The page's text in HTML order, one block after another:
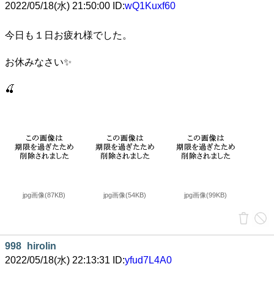
2022/05/18(水) 21:50:00 ID:wQ1Kuxf60
今日も１日お疲れ様でした。
お休みなさい✨
🍒
jpg画像(87KB) jpg画像(54KB) jpg画像(99KB)
998
hirolin
2022/05/18(水) 22:13:31 ID:yfud7L4A0